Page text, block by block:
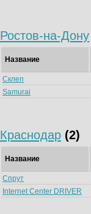
Ростов-на-Дону
Название
Склеп
Samurai
Краснодар (2)
Название
Спрут
Internet Center DRIVER